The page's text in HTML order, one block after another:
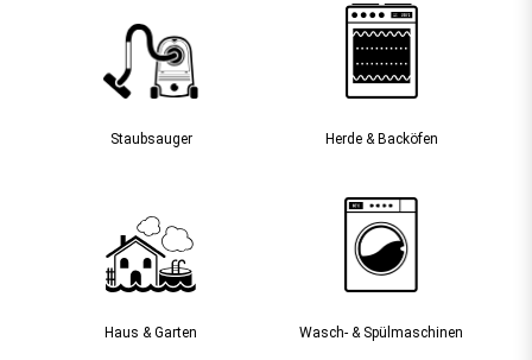
Staubsauger­ Herde & Backöfen
Haus & Garten Wasch- & Spülmaschinen